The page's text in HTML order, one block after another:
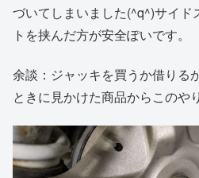
づいてしまいました(^q^)サイド
トを挟んだ方が安全ぽいです。
余談：ジャッキを買うか借りる
ときに見かけた商品からこのや